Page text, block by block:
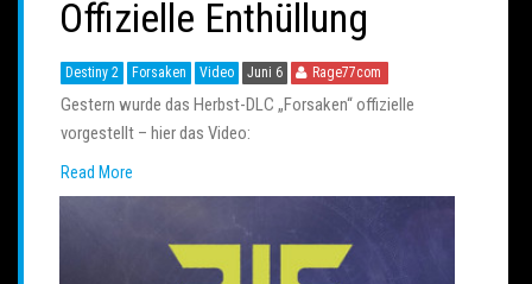
Offizielle Enthüllung
Destiny 2 Forsaken Video Juni 6 Rage77com
Gestern wurde das Herbst-DLC „Forsaken“ offizielle
vorgestellt – hier das Video:
Read More